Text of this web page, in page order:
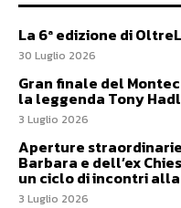
La 6ª edizione di
30 Luglio 2026
Gran finale del
la leggenda Tony
3 Luglio 2026
Aperture
Barbara e dell’ex
un ciclo di incontri
3 Luglio 2026